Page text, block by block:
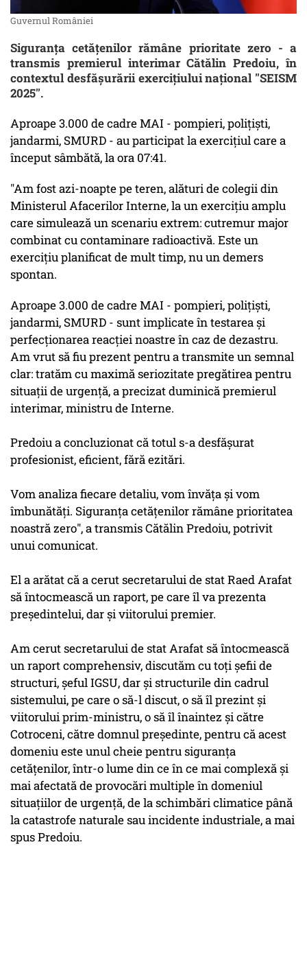
Guvernul României
Siguranţa cetăţenilor rămâne prioritate zero - a
transmis premierul interimar Cătălin Predoiu, în
contextul desfăşurării exerciţiului naţional ''SEISM
2025''.
Aproape 3.000 de cadre MAI - pompieri, poliţişti,
jandarmi, SMURD - au participat la exerciţiul care a
început sâmbătă, la ora 07:41.
"Am fost azi-noapte pe teren, alături de colegii din
Ministerul Afacerilor Interne, la un exerciţiu amplu
care simulează un scenariu extrem: cutremur major
combinat cu contaminare radioactivă. Este un
exerciţiu planificat de mult timp, nu un demers
spontan.
Aproape 3.000 de cadre MAI - pompieri, poliţişti,
jandarmi, SMURD - sunt implicate în testarea şi
perfecţionarea reacţiei noastre în caz de dezastru.
Am vrut să fiu prezent pentru a transmite un semnal
clar: tratăm cu maximă seriozitate pregătirea pentru
situaţii de urgenţă, a precizat duminică premierul
interimar, ministru de Interne.
Predoiu a concluzionat că totul s-a desfăşurat
profesionist, eficient, fără ezitări.
Vom analiza fiecare detaliu, vom învăţa şi vom
îmbunătăţi. Siguranţa cetăţenilor rămâne prioritatea
noastră zero", a transmis Cătălin Predoiu, potrivit
unui comunicat.
El a arătat că a cerut secretarului de stat Raed Arafat
să întocmească un raport, pe care îl va prezenta
preşedintelui, dar şi viitorului premier.
Am cerut secretarului de stat Arafat să întocmească
un raport comprehensiv, discutăm cu toţi şefii de
structuri, şeful IGSU, dar şi structurile din cadrul
sistemului, pe care o să-l discut, o să îl prezint şi
viitorului prim-ministru, o să îl înaintez şi către
Cotroceni, către domnul preşedinte, pentru că acest
domeniu este unul cheie pentru siguranţa
cetăţenilor, într-o lume din ce în ce mai complexă şi
mai afectată de provocări multiple în domeniul
situaţiilor de urgenţă, de la schimbări climatice până
la catastrofe naturale sau incidente industriale, a mai
spus Predoiu.